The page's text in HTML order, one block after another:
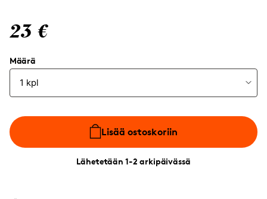
23 €
Määrä
Lisää ostoskoriin
Lähetetään 1-2 arkipäivässä